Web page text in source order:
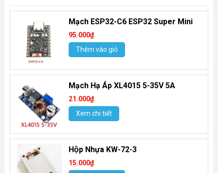
Mạch ESP32-C6 ESP32 Super Mini
95.000₫
Thêm vào giỏ
Mạch Hạ Áp XL4015 5-35V 5A
21.000₫
Xem chi tiết
Hộp Nhựa KW-72-3
15.000₫